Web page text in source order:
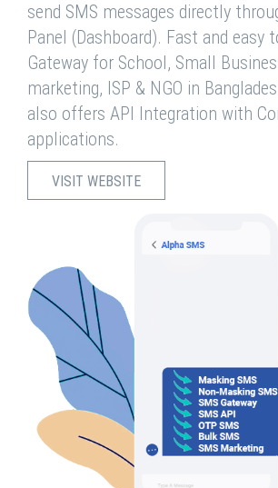
send SMS messages directly
Panel (Dashboard). Fast and easy
Gateway for School, Small
marketing, ISP & NGO in
also offers API Integration with
applications.
VISIT WEBSITE